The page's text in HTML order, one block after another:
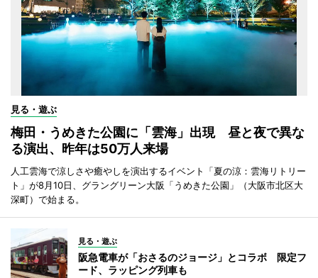
見る・遊ぶ
梅田・うめきた公園に「雲海」出現 昼と夜で異な
る演出、昨年は50万人来場
人工雲海で涼しさや癒やしを演出するイベント「夏の涼：雲海リトリー
ト」が8月10日、グラングリーン大阪「うめきた公園」（大阪市北区大
深町）で始まる。
見る・遊ぶ
阪急電車が「おさるのジョージ」とコラボ 限定フ
ード、ラッピング列車も